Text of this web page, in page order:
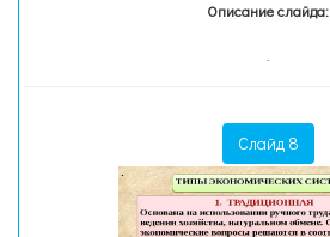
Описание слайда:
Слайд 8